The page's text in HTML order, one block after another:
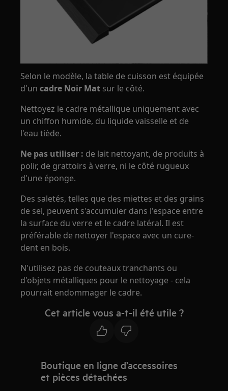
Selon le modèle, la table de cuisson est équipée
d'uncadre Noir Mat sur le côté.
Nettoyez le cadre métallique uniquement avec
un chiffon humide, du liquide vaisselle et de
l'eau tiède.
Ne pas utiliser : de lait nettoyant, de produits à
polir, de grattoirs à verre, ni le côté rugueux
d'une éponge.
Des saletés, telles que des miettes et des grains
de sel, peuvent s'accumuler dans l'espace entre
la surface du verre et le cadre latéral. Il est
préférable de nettoyer l'espace avec un cure-
dent en bois.
N'utilisez pas de couteaux tranchants ou
d'objets métalliques pour le nettoyage - cela
pourrait endommager le cadre.
Cet article vous a-t-il été utile ?
Boutique en ligne d’accessoires
et pièces détachées